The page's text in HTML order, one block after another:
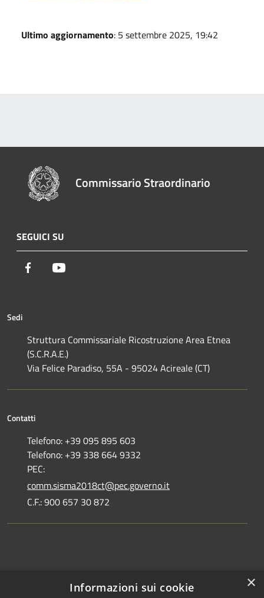
Ultimo aggiornamento: 5 settembre 2025, 19:42
Commissario Straordinario
SEGUICI SU
Facebook
Sedi
Struttura Commissariale Ricostruzione Area Etnea
(S.C.R.A.E.)
Via Felice Paradiso, 55A - 95024 Acireale (CT)
Contatti
Telefono: +39 095 895 603
Telefono: +39 338 664 9332
PEC:
comm.sisma2018ct@pec.governo.it
C.F.: 900 657 30 872
×
Informazioni sui cookie